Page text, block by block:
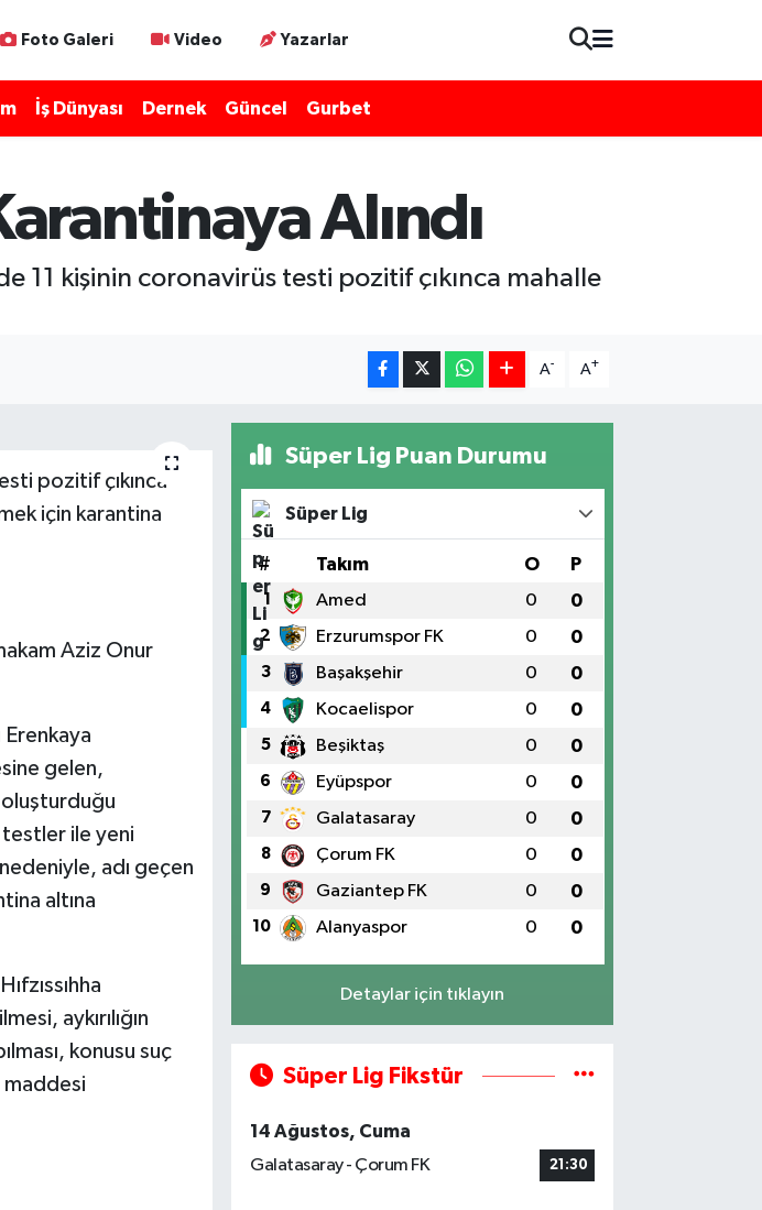
Foto Galeri Video Yazarlar
İş Dünyası Dernek Güncel Gurbet
Alındı
11 kişinin coronavirüs testi pozitif çıkınca mahalle
A- A+
pozitif çıkınca
için karantina
Aziz Onur
gelen,
oluşturduğu
testler ile yeni
adı geçen
altına
aykırılığın
konusu suç
maddesi
Süper Lig Puan Durumu
Süper Lig
# Takım O P
1 Amed 0 0
2 Erzurumspor FK 0 0
3 Başakşehir 0 0
4 Kocaelispor 0 0
5 Beşiktaş 0 0
6 Eyüpspor 0 0
7 Galatasaray 0 0
8 Çorum FK 0 0
9 Gaziantep FK 0 0
10 Alanyaspor 0 0
Detaylar için tıklayın
Süper Lig Fikstür
14 Ağustos, Cuma
Galatasaray - Çorum FK
21:30